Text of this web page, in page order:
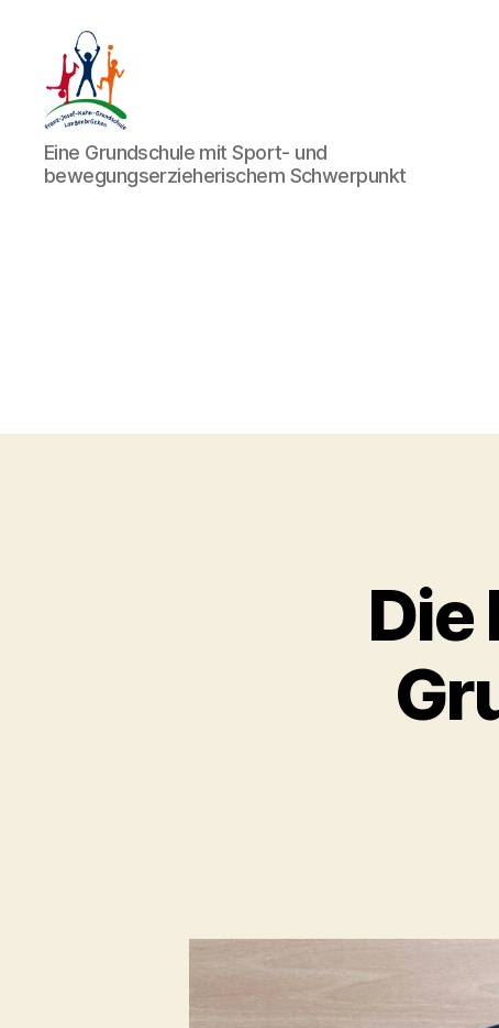
Eine Grundschule mit Sport- und
bewegungserzieherischem Schwerpunkt